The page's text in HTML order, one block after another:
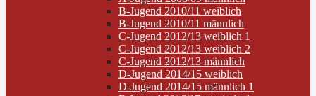
B-Jugend 2010/11 weiblich
B-Jugend 2010/11 männlich
C-Jugend 2012/13 weiblich 1
C-Jugend 2012/13 weiblich 2
C-Jugend 2012/13 männlich
D-Jugend 2014/15 weiblich
D-Jugend 2014/15 männlich 1